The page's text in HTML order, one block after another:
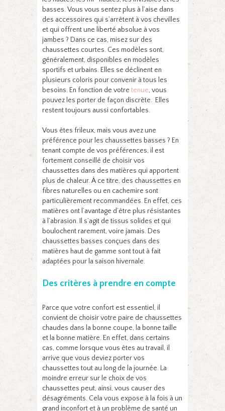
basses. Vous vous sentez plus à l’aise dans
des accessoires qui s’arrêtent à vos chevilles
et qui offrent une liberté absolue à vos
jambes ? Dans ce cas, misez sur des
chaussettes courtes. Ces modèles sont,
généralement, disponibles en modèles
sportifs et urbains. Elles se déclinent en
plusieurs coloris pour convenir à tous les
besoins. En fonction de votre tenue, vous
pouvez les porter de façon discrète. Elles
restent toujours aussi confortables.
Vous êtes frileux, mais vous avez une
préférence pour les chaussettes basses ? En
tenant compte de vos préférences, il est
fortement conseillé de choisir vos
chaussettes dans des matières qui apportent
plus de chaleur. À ce titre, des chaussettes en
fibres naturelles ou en cachemire sont
particulièrement recommandées. En effet, ces
matières ont l’avantage d’être plus résistantes
à l’abrasion. Il s’agit de tissus solides et qui
boulochent rarement, voire jamais. Des
chaussettes basses conçues dans des
matières haut de gamme sont tout à fait
adaptées pour la saison hivernale.
Des critères à prendre en compte
Parce que votre confort est essentiel, il
convient de choisir votre paire de chaussettes
chaudes dans la bonne coupe, la bonne taille
et la bonne matière. En effet, dans certains
cas, comme lorsque vous êtes au travail, il
arrive que vous deviez porter vos
chaussettes tout au long de la journée. La
moindre erreur sur le choix de vos
chaussettes peut, ainsi, vous causer des
désagréments. Cela vous expose à la fois à un
grand inconfort et à un problème de santé un